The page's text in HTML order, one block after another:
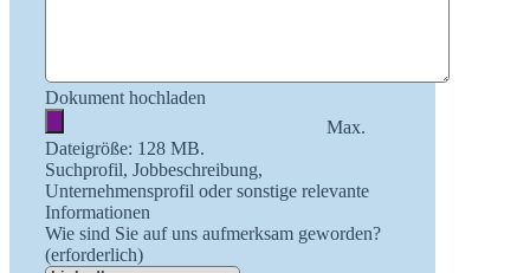
Dokument hochladen
Max.
Dateigröße: 128 MB.
Suchprofil, Jobbeschreibung,
Unternehmensprofil oder sonstige relevante
Informationen
Wie sind Sie auf uns aufmerksam geworden?
(erforderlich)